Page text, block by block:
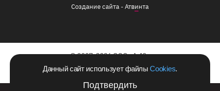
Данный сайт использует файлыCookies.
Подтвердить
Создание сайта -Атвинта
© 2007-2026 ООО «А 42»
Сайт зарегистрирован в Роскомнадзоре 10.06.2011 г.